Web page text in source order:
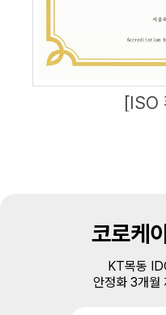
[ISO
코로케
KT목동
안정화 3개월